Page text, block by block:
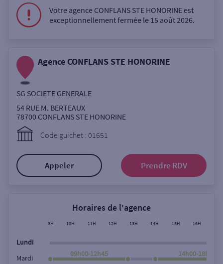
Autour de moi
Rue
Rechercher
Votre agence CONFLANS STE HONORINE est
exceptionnellement fermée le 15 août 2026.
Agence CONFLANS STE HONORINE
SG SOCIETE GENERALE
54 RUE M. BERTEAUX
78700 CONFLANS STE HONORINE
Code guichet : 01651
Appeler Prendre RDV
Horaires de l'agence
9H 10H 11H 12H 13H 14H 15H 16H
Lundi
Mardi
09h00-12h45 14h00-18h00